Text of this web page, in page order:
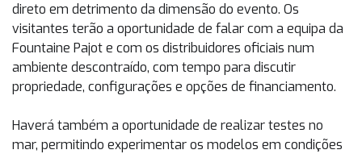
direto em detrimento da dimensão do evento. Os
visitantes terão a oportunidade de falar com a equipa da
Fountaine Pajot e com os distribuidores oficiais num
ambiente descontraído, com tempo para discutir
propriedade, configurações e opções de financiamento.
Haverá também a oportunidade de realizar testes no
mar, permitindo experimentar os modelos em condições